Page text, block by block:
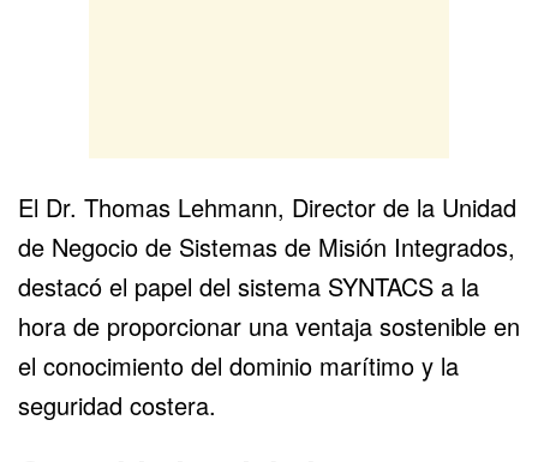
El Dr. Thomas Lehmann, Director de la Unidad
de Negocio de Sistemas de Misión Integrados,
destacó el papel del sistema SYNTACS a la
hora de proporcionar una ventaja sostenible en
el conocimiento del dominio marítimo y la
seguridad costera.